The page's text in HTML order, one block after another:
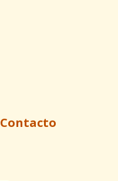
Contacto